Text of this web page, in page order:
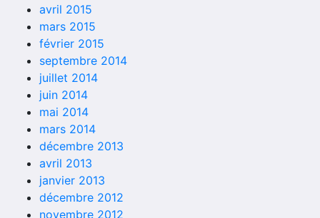
avril 2015
mars 2015
février 2015
septembre 2014
juillet 2014
juin 2014
mai 2014
mars 2014
décembre 2013
avril 2013
janvier 2013
décembre 2012
novembre 2012